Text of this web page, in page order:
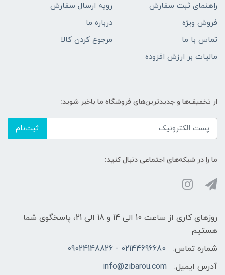
راهنمای ثبت سفارش
رویه ارسال سفارش
فروش ویژه
درباره ما
تماس با ما
مرجوع کردن کالا
مالیات بر ارزش افزوده
از تخفیف‌ها و جدیدترین‌های فروشگاه ما باخبر شوید:
ثبت‌نام
ما را در شبکه‌های اجتماعی دنبال کنید:
روزهای کاری از ساعت 10 الی 14 و 18 الی 21، پاسخگوی شما
هستیم
شماره تماس:
02144696680 - 09024148826
آدرس ایمیل:
info@zibarou.com